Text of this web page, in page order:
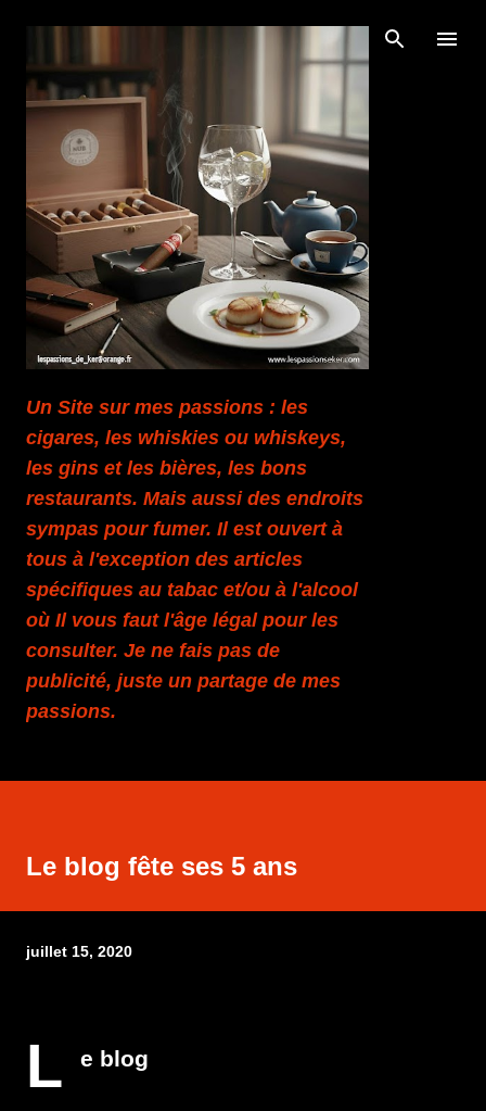
Accéder au contenu principal
Un Site sur mes passions : les
cigares, les whiskies ou whiskeys,
les gins et les bières, les bons
restaurants. Mais aussi des endroits
sympas pour fumer. Il est ouvert à
tous à l'exception des articles
spécifiques au tabac et/ou à l'alcool
où Il vous faut l'âge légal pour les
consulter. Je ne fais pas de
publicité, juste un partage de mes
passions.
Le blog fête ses 5 ans
juillet 15, 2020
L e blog